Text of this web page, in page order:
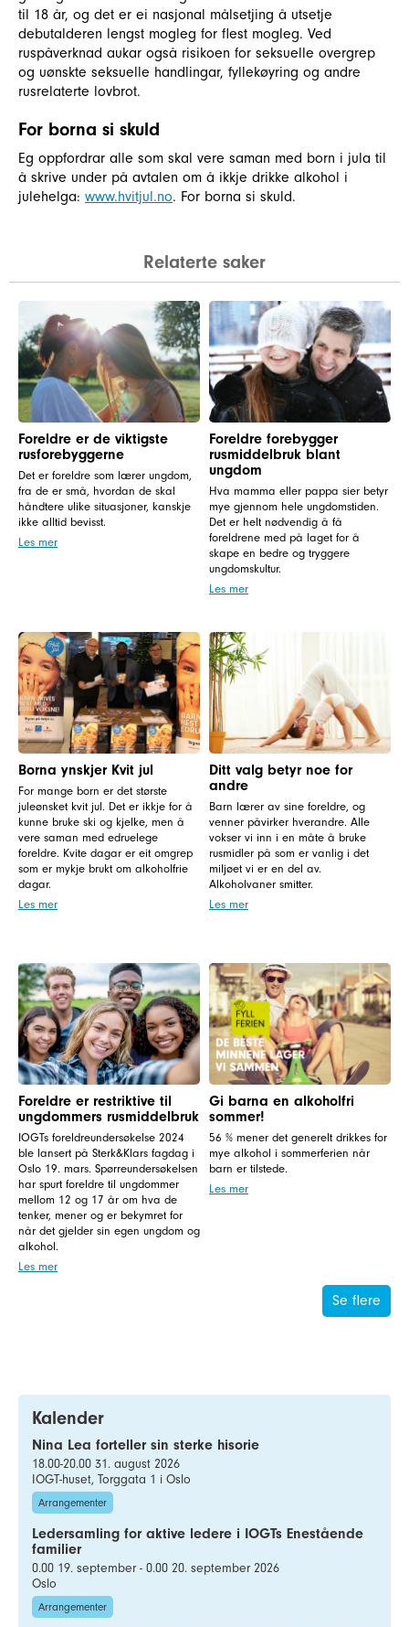
til 18 år, og det er ei nasjonal målsetjing å utsetje
debutalderen lengst mogleg for flest mogleg. Ved
ruspåverknad aukar også risikoen for seksuelle overgrep
og uønskte seksuelle handlingar, fyllekøyring og andre
rusrelaterte lovbrot.
For borna si skuld
Eg oppfordrar alle som skal vere saman med born i jula til
å skrive under på avtalen om å ikkje drikke alkohol i
julehelga: www.hvitjul.no. For borna si skuld.
Relaterte saker
Foreldre er de viktigste
rusforebyggerne
Det er foreldre som lærer ungdom,
fra de er små, hvordan de skal
håndtere ulike situasjoner, kanskje
ikke alltid bevisst.
Les mer
Foreldre forebygger
rusmiddelbruk blant
ungdom
Hva mamma eller pappa sier betyr
mye gjennom hele ungdomstiden.
Det er helt nødvendig å få
foreldrene med på laget for å
skape en bedre og tryggere
ungdomskultur.
Les mer
Borna ynskjer Kvit jul
For mange born er det største
juleønsket kvit jul. Det er ikkje for å
kunne bruke ski og kjelke, men å
vere saman med edruelege
foreldre. Kvite dagar er eit omgrep
som er mykje brukt om alkoholfrie
dagar.
Les mer
Ditt valg betyr noe for
andre
Barn lærer av sine foreldre, og
venner påvirker hverandre. Alle
vokser vi inn i en måte å bruke
rusmidler på som er vanlig i det
miljøet vi er en del av.
Alkoholvaner smitter.
Les mer
Foreldre er restriktive til
ungdommers rusmiddelbruk
IOGTs foreldreundersøkelse 2024
ble lansert på Sterk&Klars fagdag i
Oslo 19. mars. Spørreundersøkelsen
har spurt foreldre til ungdommer
mellom 12 og 17 år om hva de
tenker, mener og er bekymret for
når det gjelder sin egen ungdom og
alkohol.
Les mer
Gi barna en alkoholfri
sommer!
56 % mener det generelt drikkes for
mye alkohol i sommerferien når
barn er tilstede.
Les mer
Se flere
Kalender
Nina Lea forteller sin sterke hisorie
18.00-20.00 31. august 2026
IOGT-huset, Torggata 1 i Oslo
Arrangementer
Ledersamling for aktive ledere i IOGTs Enestående
familier
0.00 19. september - 0.00 20. september 2026
Oslo
Arrangementer